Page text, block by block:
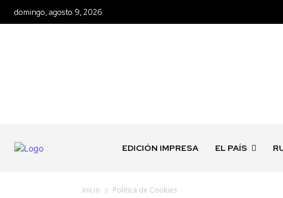
domingo, agosto 9, 2026
EDICIÓN IMPRESA EL PAÍS
Inicio Politica de Cookies